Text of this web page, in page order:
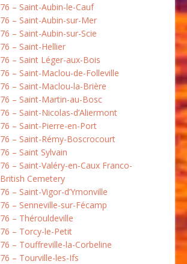
76 – Saint-Aubin-le-Cauf
76 – Saint-Aubin-sur-Mer
76 – Saint-Aubin-sur-Scie
76 – Saint-Hellier
76 – Saint Léger-aux-Bois
76 – Saint-Maclou-de-Folleville
76 – Saint-Maclou-la-Brière
76 – Saint-Martin-au-Bosc
76 – Saint-Nicolas-d’Aliermont
76 – Saint-Pierre-en-Port
76 – Saint-Rémy-Boscrocourt
76 – Saint Sylvain
76 – Saint-Valéry-en-Caux Franco-
British Cemetery
76 – Saint-Vigor-d’Ymonville
76 – Senneville-sur-Fécamp
76 – Thérouldeville
76 – Torcy-le-Petit
76 – Touffreville-la-Corbeline
76 – Tourville-les-Ifs